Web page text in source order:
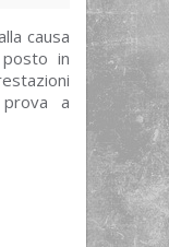
causa
in
a